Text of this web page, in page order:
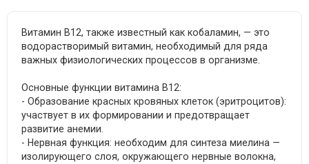
Витамин B12, также известный как кобаламин, — это
водорастворимый витамин, необходимый для ряда
важных физиологических процессов в организме.
Основные функции витамина B12:
- Образование красных кровяных клеток (эритроцитов):
участвует в их формировании и предотвращает
развитие анемии.
- Нервная функция: необходим для синтеза миелина —
изолирующего слоя, окружающего нервные волокна,